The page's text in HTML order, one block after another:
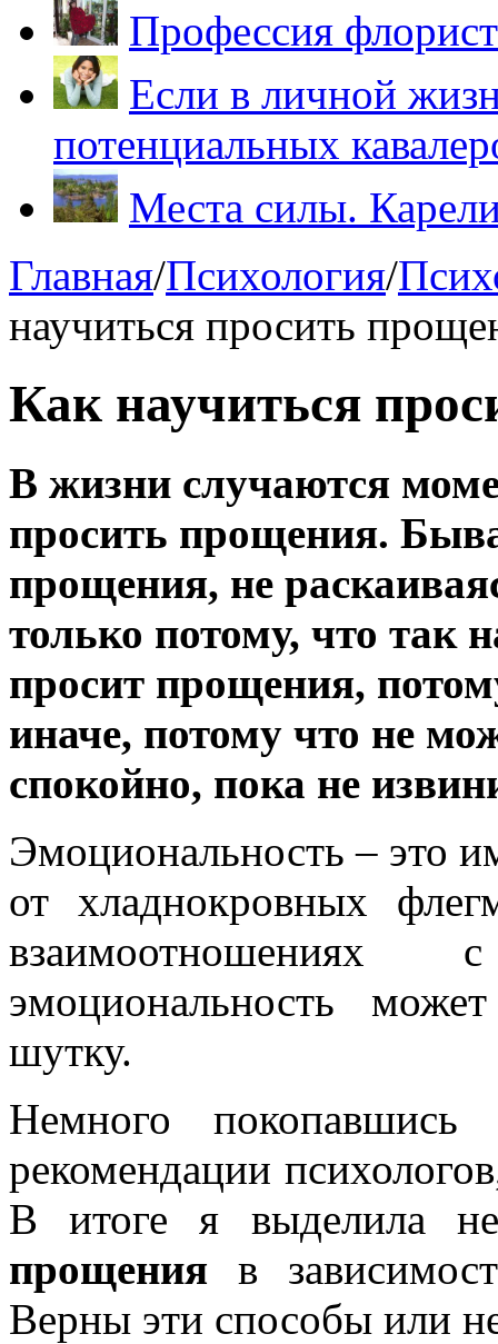
Профессия
Если в личной
потенциальных
Места силы.
Главная/Психология/
научиться просить
Как научиться
В жизни случаются
просить прощения.
прощения, не
только потому, что так
просит прощения,
иначе, потому что не
спокойно, пока не
Эмоциональность – это
от хладнокровных
взаимоотношениях
эмоциональность
шутку.
Немного
рекомендации
В итоге я выделила
прощения в
Верны эти способы или